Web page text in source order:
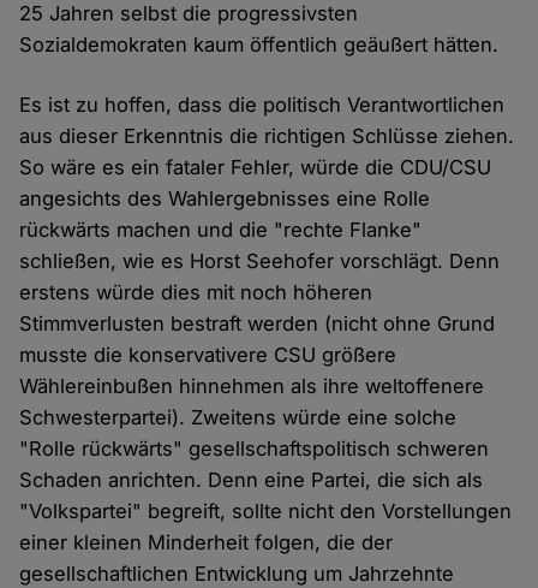
25 Jahren selbst die progressivsten
Sozialdemokraten kaum öffentlich geäußert hätten.
Es ist zu hoffen, dass die politisch Verantwortlichen
aus dieser Erkenntnis die richtigen Schlüsse ziehen.
So wäre es ein fataler Fehler, würde die CDU/CSU
angesichts des Wahlergebnisses eine Rolle
rückwärts machen und die "rechte Flanke"
schließen, wie es Horst Seehofer vorschlägt. Denn
erstens würde dies mit noch höheren
Stimmverlusten bestraft werden (nicht ohne Grund
musste die konservativere CSU größere
Wählereinbußen hinnehmen als ihre weltoffenere
Schwesterpartei). Zweitens würde eine solche
"Rolle rückwärts" gesellschaftspolitisch schweren
Schaden anrichten. Denn eine Partei, die sich als
"Volkspartei" begreift, sollte nicht den Vorstellungen
einer kleinen Minderheit folgen, die der
gesellschaftlichen Entwicklung um Jahrzehnte